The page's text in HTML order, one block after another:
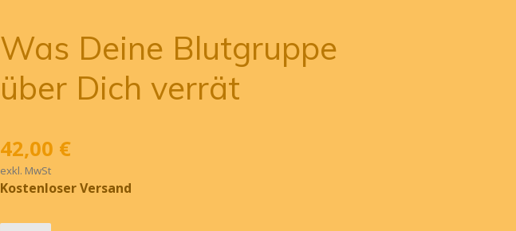
Was Deine Blutgruppe
über Dich verrät
42,00 €
exkl. MwSt
Kostenloser Versand